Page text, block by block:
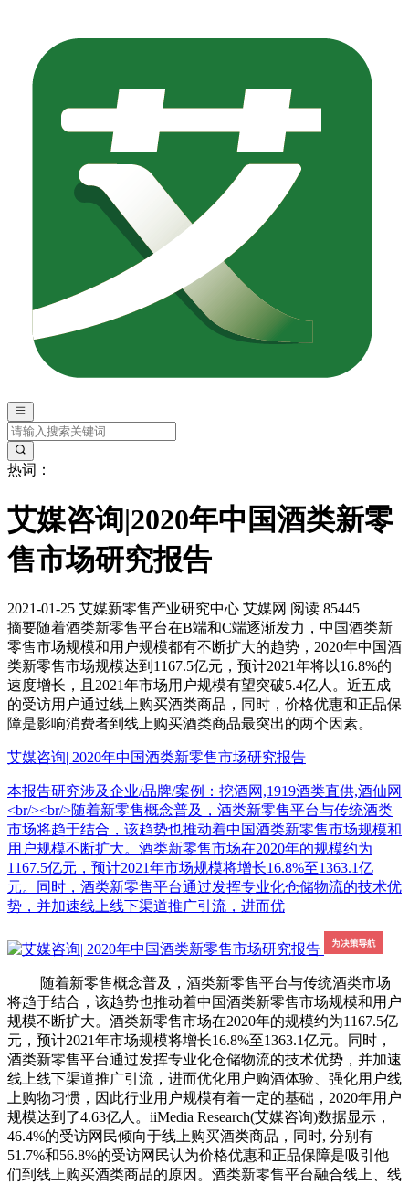
热词：
艾媒咨询|2020年中国酒类新零
售市场研究报告
2021-01-25 艾媒新零售产业研究中心 艾媒网 阅读 85445
摘要随着酒类新零售平台在B端和C端逐渐发力，中国酒类新
零售市场规模和用户规模都有不断扩大的趋势，2020年中国酒
类新零售市场规模达到1167.5亿元，预计2021年将以16.8%的
速度增长，且2021年市场用户规模有望突破5.4亿人。近五成
的受访用户通过线上购买酒类商品，同时，价格优惠和正品保
障是影响消费者到线上购买酒类商品最突出的两个因素。
艾媒咨询| 2020年中国酒类新零售市场研究报告
本报告研究涉及企业/品牌/案例：挖酒网,1919酒类直供,酒仙网
<br/><br/>随着新零售概念普及，酒类新零售平台与传统酒类
市场将趋于结合，该趋势也推动着中国酒类新零售市场规模和
用户规模不断扩大。酒类新零售市场在2020年的规模约为
1167.5亿元，预计2021年市场规模将增长16.8%至1363.1亿
元。同时，酒类新零售平台通过发挥专业化仓储物流的技术优
势，并加速线上线下渠道推广引流，进而优
随着新零售概念普及，酒类新零售平台与传统酒类市场
将趋于结合，该趋势也推动着中国酒类新零售市场规模和用户
规模不断扩大。酒类新零售市场在2020年的规模约为1167.5亿
元，预计2021年市场规模将增长16.8%至1363.1亿元。同时，
酒类新零售平台通过发挥专业化仓储物流的技术优势，并加速
线上线下渠道推广引流，进而优化用户购酒体验、强化用户线
上购物习惯，因此行业用户规模有着一定的基础，2020年用户
规模达到了4.63亿人。iiMedia Research(艾媒咨询)数据显示，
46.4%的受访网民倾向于线上购买酒类商品，同时, 分别有
51.7%和56.8%的受访网民认为价格优惠和正品保障是吸引他
们到线上购买酒类商品的原因。酒类新零售平台融合线上、线